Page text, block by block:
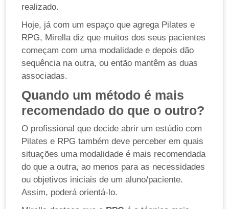
realizado.
Hoje, já com um espaço que agrega Pilates e
RPG, Mirella diz que muitos dos seus pacientes
começam com uma modalidade e depois dão
sequência na outra, ou então mantêm as duas
associadas.
Quando um método é mais
recomendado do que o outro?
O profissional que decide abrir um estúdio com
Pilates e RPG também deve perceber em quais
situações uma modalidade é mais recomendada
do que a outra, ao menos para as necessidades
ou objetivos iniciais de um aluno/paciente.
Assim, poderá orientá-lo.